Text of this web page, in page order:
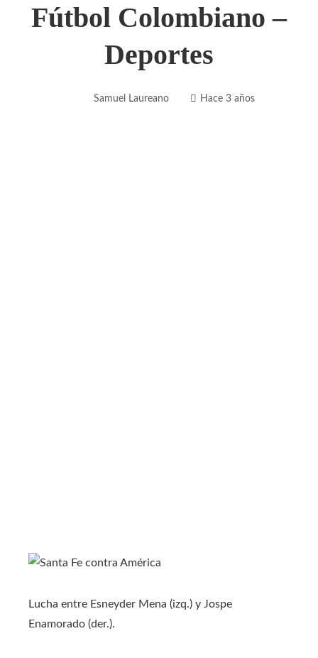
Fútbol Colombiano –
Deportes
Samuel Laureano Hace 3 años
Lucha entre Esneyder Mena (izq.) y Jospe
Enamorado (der.).